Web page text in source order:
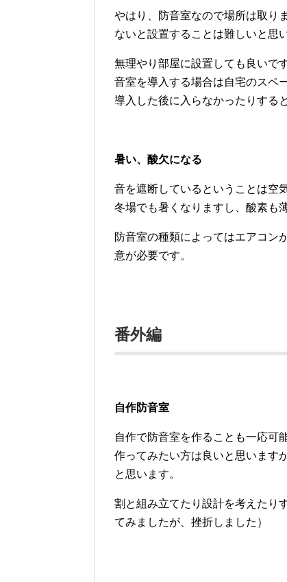
やはり、防音室なので場所は取り
ないと設置することは難しいと思
無理やり部屋に設置しても良いで
音室を導入する場合は自宅のスペ
導入した後に入らなかったりする
暑い、酸欠になる
音を遮断しているということは空
冬場でも暑くなりますし、酸素も
防音室の種類によってはエアコン
意が必要です。
番外編
自作防音室
自作で防音室を作ることも一応可
作ってみたい方は良いと思います
と思います。
割と組み立てたり設計を考えたり
てみましたが、挫折しました）